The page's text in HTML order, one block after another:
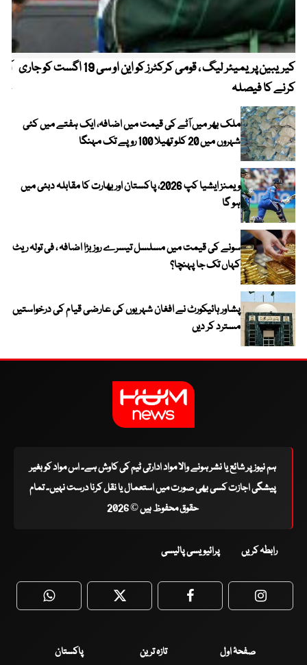
کیریبین پریمیئر لیگ ، قومی کرکٹرز کو این او سی 19 اگست کو جاری
کرنے کا فیصلہ
ملک بھر میں آٹے کی قیمت میں اضافہ، ایک ہفتے میں کئی
شہروں میں 20 کلو تھیلا 100 روپے تک مہنگا
ویمنز ایشیا کپ 2026، پاکستان اور بھارت کا مقابلہ دبئی میں
ہو گا
سونے کی قیمت میں مسلسل تیسرے روز بڑا اضافہ ، فی تولہ ریٹ
کہاں تک جا پہنچا؟
پشاور ہائیکورٹ نے افغان شہریوں کی عارضی قیام کی درخواستیں
مسترد کر دیں
ہم نیوز پر شائع یا نشر ہونے والا مواد ادارتی ٹیم کی کاوش ہے۔ اس مواد کو بغیر
پیشگی اجازت کسی بھی صورت میں استعمال یا نقل کرنا درست نہیں۔ تمام
حقوق محفوظ ہیں © 2026
رابطہ کریں پرائیویسی پالیسی
WhatsApp Twitter Facebook
صفحۂ اول تازہ ترین
پاکستان